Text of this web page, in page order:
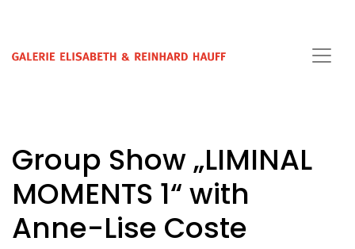
Group Show „LIMINAL
MOMENTS 1“ with
Anne-Lise Coste